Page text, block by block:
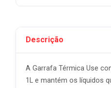
Descrição
A Garrafa Térmica Use
1L e mantém os líquidos